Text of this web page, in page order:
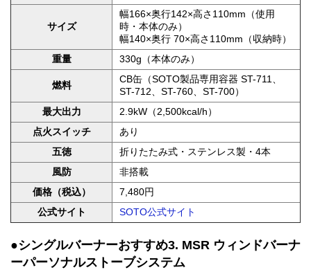
サイズ
幅166×奥行142×高さ110mm（使用
時・本体のみ）
幅140×奥行 70×高さ110mm（収納時）
重量
330g（本体のみ）
燃料
CB缶（SOTO製品専用容器 ST-711、
ST-712、ST-760、ST-700）
最大出力
2.9kW（2,500kcal/h）
点火スイッチ
あり
五徳
折りたたみ式・ステンレス製・4本
風防
非搭載
価格（税込）
7,480円
公式サイト
SOTO公式サイト
●シングルバーナーおすすめ3. MSR ウィンドバーナ
ーパーソナルストーブシステム